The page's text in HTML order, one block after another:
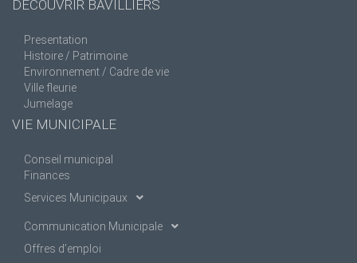
DÉCOUVRIR BAVILLIERS
Presentation
Histoire / Patrimoine
Environnement / Cadre de vie
Ville fleurie
Jumelage
VIE MUNICIPALE
Conseil municipal
Finances
Services Municipaux
Communication Municipale
Offres d’emploi